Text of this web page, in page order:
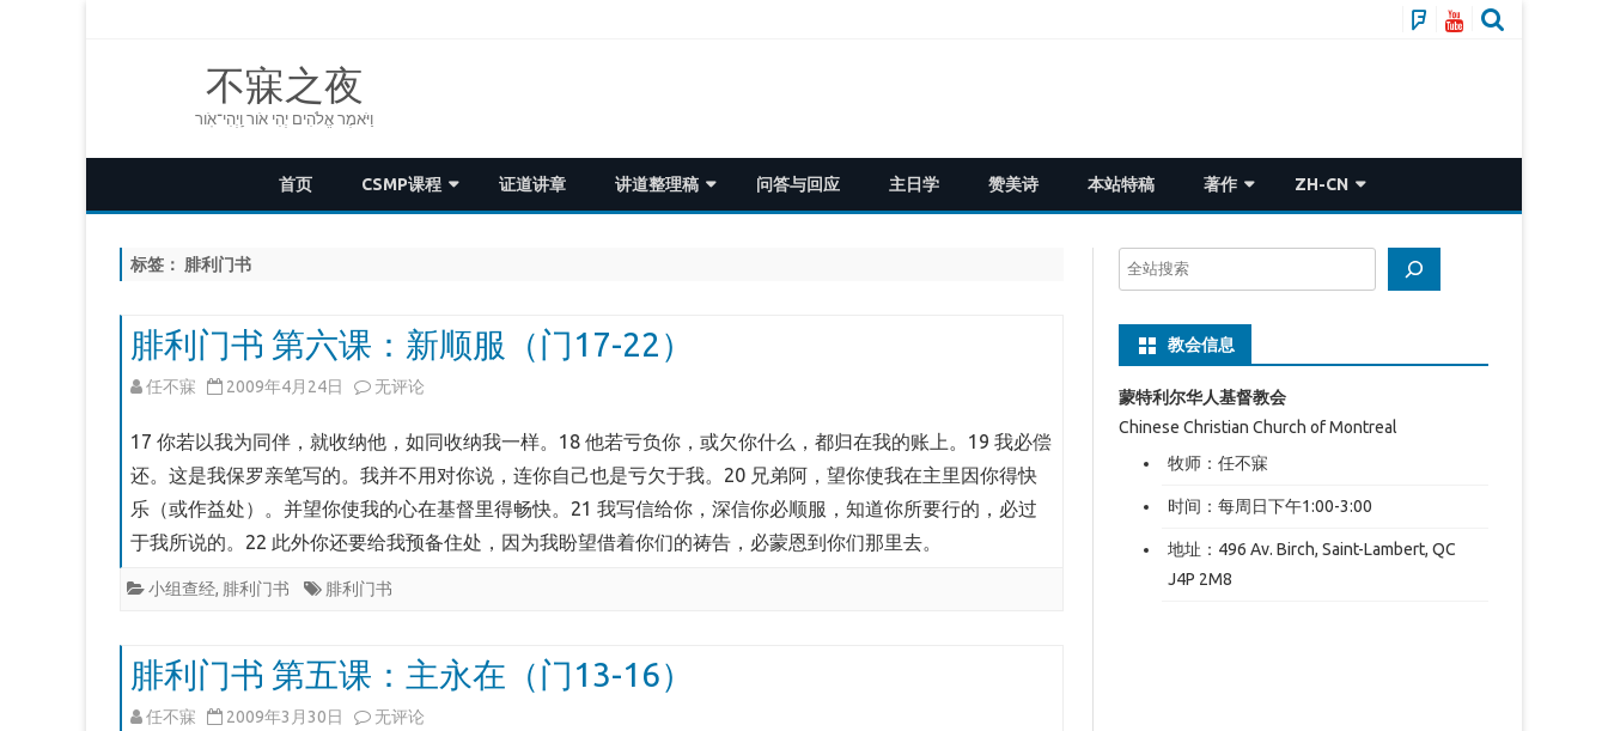
推
特
CSMP
不寐之夜
וַיֹּאמֶר אֱלֹהִים יְהִי אֹור וַֽיְהִי־אֹֽור
to
首页 CSMP课程
马太福音
第二届CSMP 启示录
犹大书
雅各书
第一届CSMP
罗马书
约翰福音
利未记
证道讲章 讲道整理稿 问答与回应 主日学 赞美诗 本站特稿 著作
灾变论——中国人的流离飘荡与救赎
ZH-CN
标签： 腓利门书
腓利门书 第六课：新顺服（门17-22）
任不寐 2009年4月24日 腓
门
书
第
六
新
顺
无评论
17 你若以我为同伴，就收纳他，如同收纳我一样。18 他若亏负你，或欠你什么，都归在我的账上。19 我必偿
还。这是我保罗亲笔写的。我并不用对你说，连你自己也是亏欠于我。20 兄弟阿，望你使我在主里因你得快
乐（或作益处）。并望你使我的心在基督里得畅快。21 我写信给你，深信你必顺服，知道你所要行的，必过
于我所说的。22 此外你还要给我预备住处，因为我盼望借着你们的祷告，必蒙恩到你们那里去。
小组查经, 腓利门书 腓利门书
腓利门书 第五课：主永在（门13-16）
任不寐 2009年3月30日 腓
无评论
搜
索
教会信息
蒙特利尔华人基督教会
Chinese Christian Church of Montreal
牧师：任不寐
时间：每周日下午1:00-3:00
地址：496 Av. Birch, Saint-Lambert, QC
J4P 2M8